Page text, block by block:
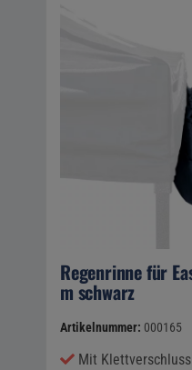
Regenrinne für
m schwarz
Artikelnummer: 000165
Mit Klettverschluss